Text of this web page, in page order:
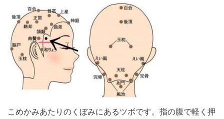
こめかみあたりのくぼみにあるツボです。指の腹で軽く押